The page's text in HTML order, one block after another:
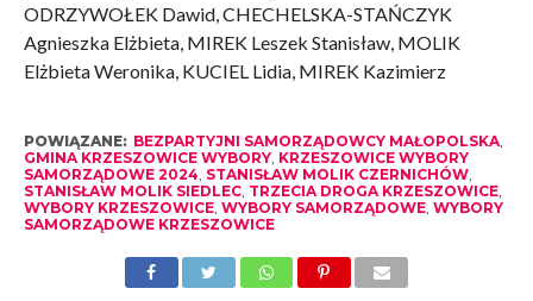
ODRZYWOŁEK Dawid, CHECHELSKA-STAŃCZYK
Agnieszka Elżbieta, MIREK Leszek Stanisław, MOLIK
Elżbieta Weronika, KUCIEL Lidia, MIREK Kazimierz
POWIĄZANE: BEZPARTYJNI SAMORZĄDOWCY MAŁOPOLSKA,
GMINA KRZESZOWICE WYBORY, KRZESZOWICE WYBORY
SAMORZĄDOWE 2024 STANISŁAW MOLIK CZERNICHÓW,
STANISŁAW MOLIK SIEDLEC, TRZECIA DROGA KRZESZOWICE,
WYBORY KRZESZOWICE, WYBORY SAMORZĄDOWE, WYBORY
SAMORZĄDOWE KRZESZOWICE